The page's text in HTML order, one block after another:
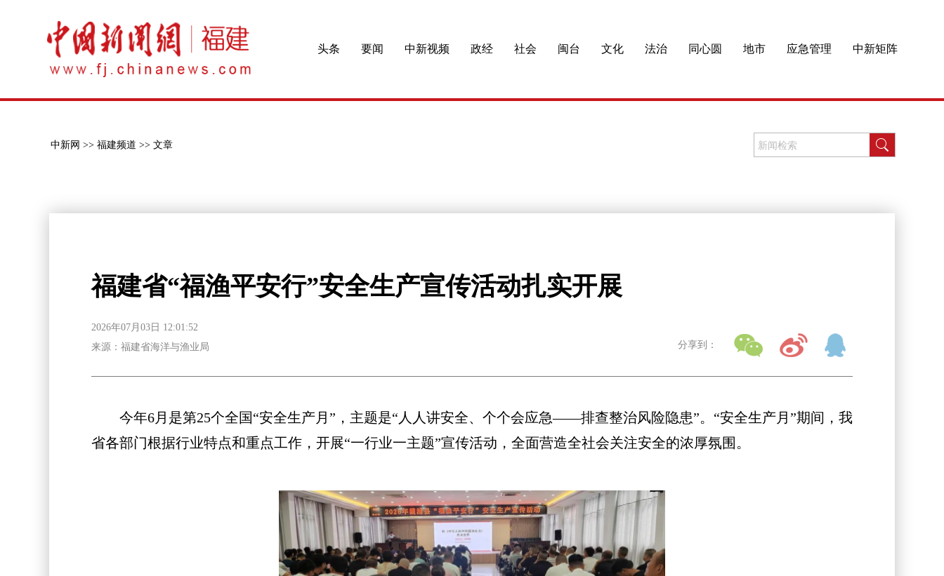
头条 要闻 中新视频 政经 社会 闽台 文化 法治 同心圆 地市 应急管理 中新矩阵
中新网 >> 福建频道 >> 文章
福建省“福渔平安行”安全生产宣传活动扎实开展
2026年07月03日 12:01:52
来源：福建省海洋与渔业局
分享到：
今年6月是第25个全国“安全生产月”，主题是“人人讲安全、个个会应急——排查整治风险隐患”。“安全生产月”期间，我
省各部门根据行业特点和重点工作，开展“一行业一主题”宣传活动，全面营造全社会关注安全的浓厚氛围。